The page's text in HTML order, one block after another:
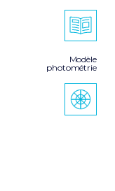
Modèle
photométrie